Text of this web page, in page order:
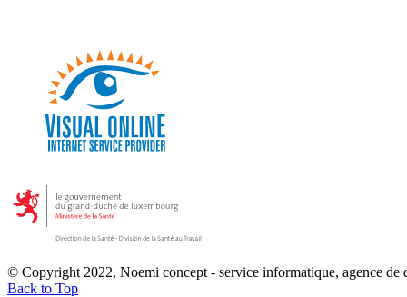
© Copyright 2022, Noemi concept - service informatique, agence
Back to Top